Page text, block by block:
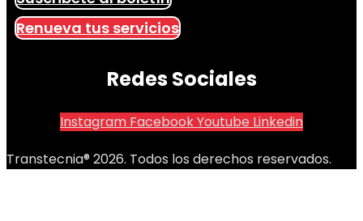
Renueva tus servicios
Redes Sociales
Instagram FacebookYoutube Linkedin
Transtecnia® 2026. Todos los derechos reservados.